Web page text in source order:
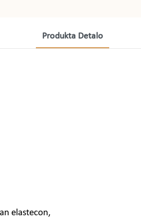
Produkta Detalo
elastecon,